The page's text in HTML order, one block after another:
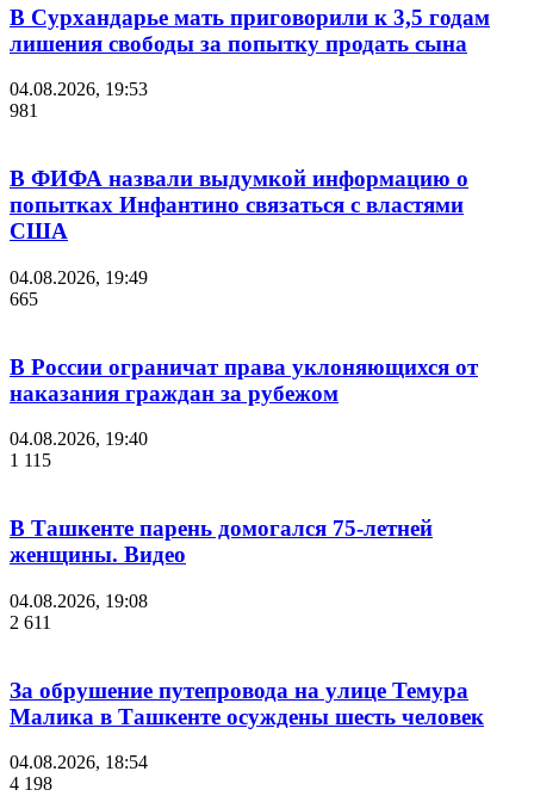
В Сурхандарье мать приговорили к 3,5 годам
лишения свободы за попытку продать сына
04.08.2026, 19:53
981
В ФИФА назвали выдумкой информацию о
попытках Инфантино связаться с властями
США
04.08.2026, 19:49
665
В России ограничат права уклоняющихся от
наказания граждан за рубежом
04.08.2026, 19:40
1 115
В Ташкенте парень домогался 75-летней
женщины. Видео
04.08.2026, 19:08
2 611
За обрушение путепровода на улице Темура
Малика в Ташкенте осуждены шесть человек
04.08.2026, 18:54
4 198